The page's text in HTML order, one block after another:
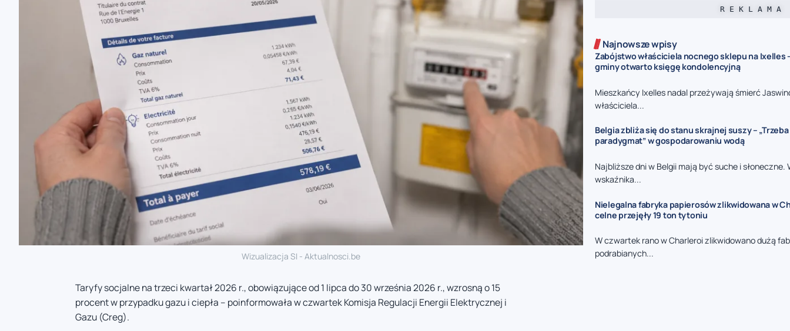
Wizualizacja SI - Aktualnosci.be
Taryfy socjalne na trzeci kwartał 2026 r., obowiązujące od 1 lipca do 30 września 2026 r., wzrosną o 15
procent w przypadku gazu i ciepła – poinformowała w czwartek Komisja Regulacji Energii Elektrycznej i
Gazu (Creg).
R E K L A M A
Najnowsze wpisy
Zabójstwo właściciela nocnego sklepu na Ixelles
gminy otwarto księgę kondolencyjną
Mieszkańcy Ixelles nadal przeżywają śmierć
właściciela...
Belgia zbliża się do stanu skrajnej suszy –
paradygmat” w gospodarowaniu wodą
Najbliższe dni w Belgii mają być suche i słoneczne.
wskaźnika...
Nielegalna fabryka papierosów zlikwidowana w
celne przejęły 19 ton tytoniu
W czwartek rano w Charleroi zlikwidowano dużą
podrabianych...